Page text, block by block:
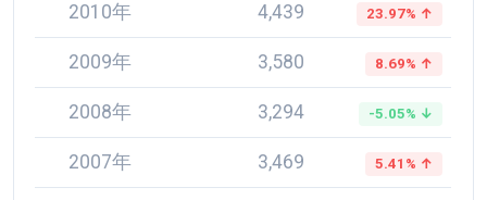
2010年 4,439 23.97% ↑
2009年 3,580 8.69% ↑
2008年 3,294 -5.05% ↓
2007年 3,469 5.41% ↑